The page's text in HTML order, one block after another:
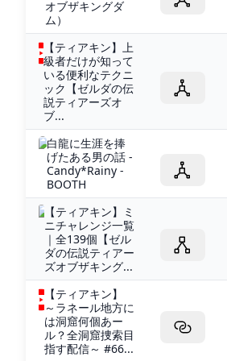
オブザキングダ
ム）
【ティアキン】上
級者だけが知って
いる便利なテクニ
ック【ゼルダの伝
説ティアーズオ
ブ...
白龍に生涯を捧
げたある男の話 -
Candy*Rainy -
BOOTH
【ティアキン】ミ
ニチャレンジ一覧
｜全139個【ゼル
ダの伝説ティアー
ズオブザキング...
【ティアキン】
～ラネール地方に
は洞窟何個あー
ル？全洞窟捜索目
指す配信～ #66...